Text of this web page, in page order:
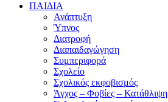
ΠΑΙΔΙΑ
Ανάπτυξη
Ύπνος
Διατροφή
Διαπαιδαγώγηση
Συμπεριφορά
Σχολείο
Σχολικός εκφοβισμός
Άγχος – Φοβίες – Κατάθλιψη